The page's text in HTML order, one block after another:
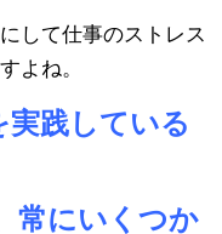
して仕事のストレス
よね。
践している
常にいくつか